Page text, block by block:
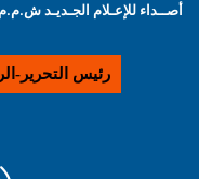
أصــداء للإعـلام الجـديـد ش.م.م
رئيس التحرير-